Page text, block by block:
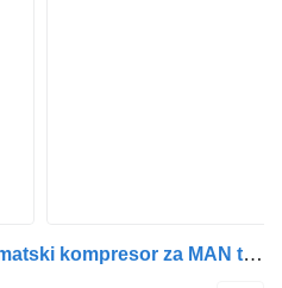
MAN 51.54100-7071 pneumatski kompresor za MAN tegljača